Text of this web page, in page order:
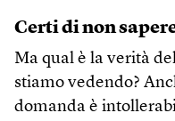
Certi di non
Ma qual è la verità
stiamo vedendo?
domanda è